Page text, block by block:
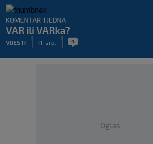
KOMENTAR TJEDNA
VAR ili VARka?
VIJESTI 11. srp. 4
Oglas